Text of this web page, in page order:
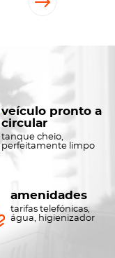
veículo pronto a
circular
tanque cheio,
perfeitamente limpo
amenidades
tarifas telefónicas,
água, higienizador